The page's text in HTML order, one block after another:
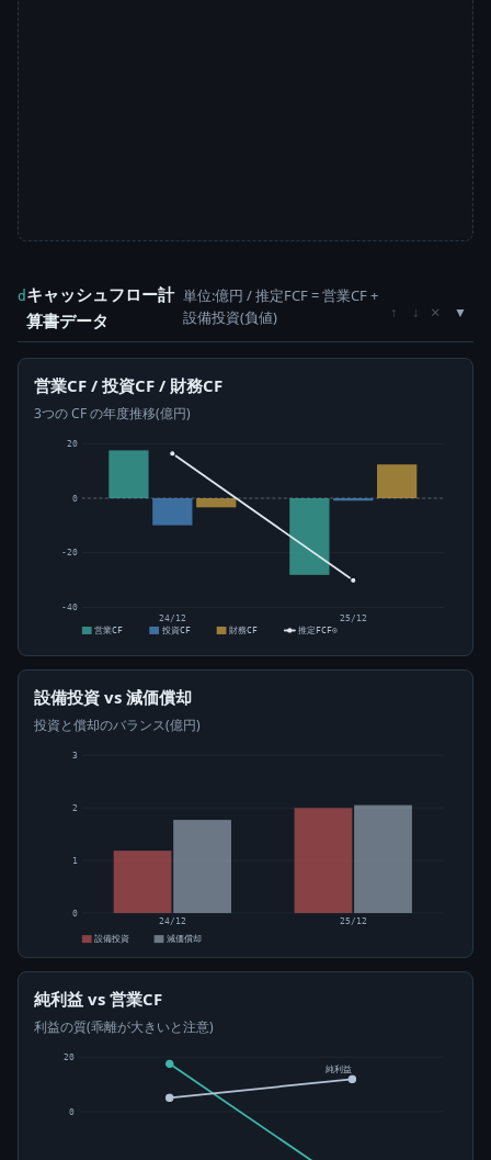
d キャッシュフロー計
算書データ
単位:億円 / 推定FCF = 営業CF +
設備投資(負値)
↑ ↓ ×
営業CF / 投資CF / 財務CF
3つの CF の年度推移(億円)
-40
-20
0
20
24/12
25/12
営業CF
投資CF 財務CF 推定FCF⊙
設備投資 vs 減価償却
投資と償却のバランス(億円)
0
1
2
3
24/12
25/12
設備投資
減価償却
純利益 vs 営業CF
利益の質(乖離が大きいと注意)
0
20
純利益